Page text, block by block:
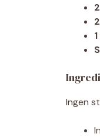
Ingen